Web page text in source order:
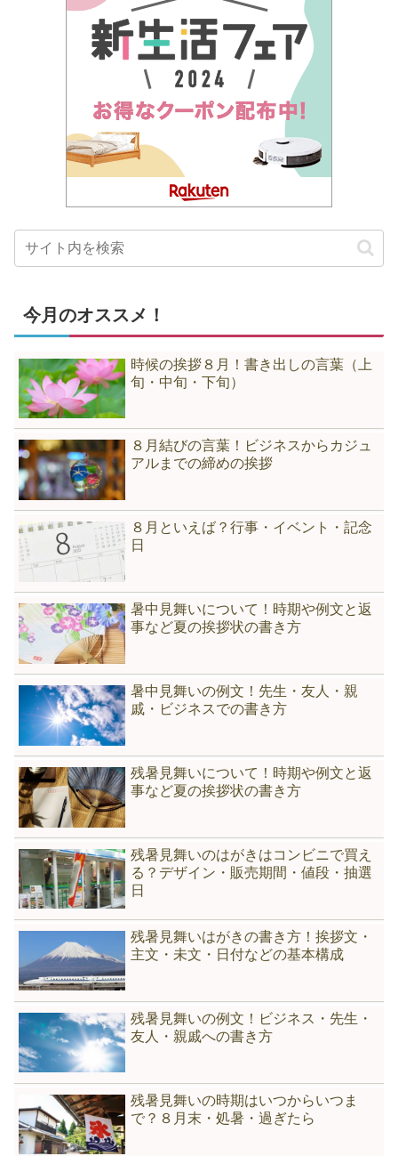
今月のオススメ！
時候の挨拶８月！書き出しの言葉（上
旬・中旬・下旬）
８月結びの言葉！ビジネスからカジュ
アルまでの締めの挨拶
８月といえば？行事・イベント・記念
日
暑中見舞いについて！時期や例文と返
事など夏の挨拶状の書き方
暑中見舞いの例文！先生・友人・親
戚・ビジネスでの書き方
残暑見舞いについて！時期や例文と返
事など夏の挨拶状の書き方
残暑見舞いのはがきはコンビニで買え
る？デザイン・販売期間・値段・抽選
日
残暑見舞いはがきの書き方！挨拶文・
主文・未文・日付などの基本構成
残暑見舞いの例文！ビジネス・先生・
友人・親戚への書き方
残暑見舞いの時期はいつからいつま
で？８月末・処暑・過ぎたら